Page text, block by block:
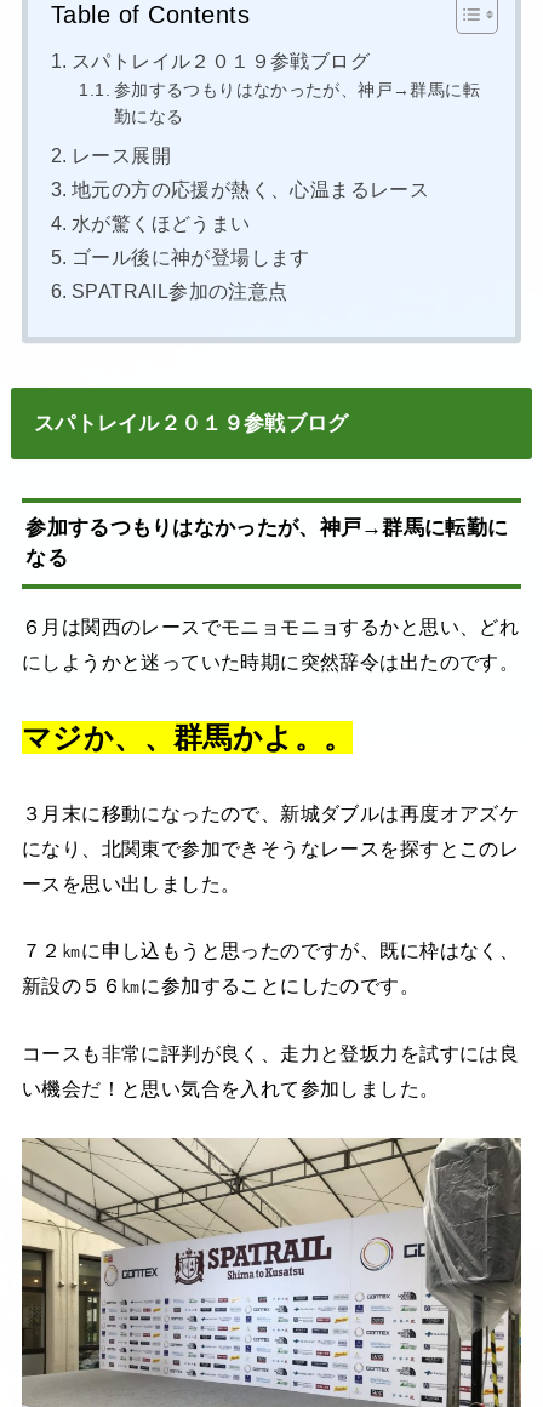
Table of Contents
スパトレイル２０１９参戦ブログ
参加するつもりはなかったが、神戸→群馬に転
勤になる
レース展開
地元の方の応援が熱く、心温まるレース
水が驚くほどうまい
ゴール後に神が登場します
SPATRAIL参加の注意点
スパトレイル２０１９参戦ブログ
参加するつもりはなかったが、神戸→群馬に転勤に
なる
６月は関西のレースでモニョモニョするかと思い、どれ
にしようかと迷っていた時期に突然辞令は出たのです。
マジか、、群馬かよ。。
３月末に移動になったので、新城ダブルは再度オアズケ
になり、北関東で参加できそうなレースを探すとこのレ
ースを思い出しました。
７２㎞に申し込もうと思ったのですが、既に枠はなく、
新設の５６㎞に参加することにしたのです。
コースも非常に評判が良く、走力と登坂力を試すには良
い機会だ！と思い気合を入れて参加しました。